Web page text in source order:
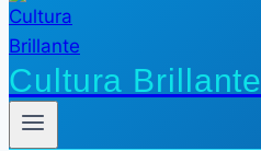
Cultura Brillante